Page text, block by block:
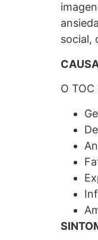
social,
O